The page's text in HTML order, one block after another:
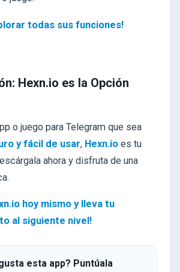
todas sus funciones!
Hexn.io es la Opción
o juego para Telegram que sea
y fácil de usar, Hexn.io es tu
ahora y disfruta de una
hoy mismo y lleva tu
al siguiente nivel!
esta app? Puntúala